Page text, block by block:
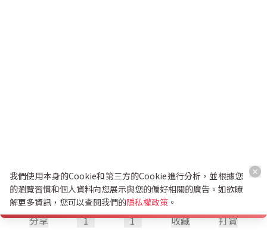
分享 1 1 收藏 打賞
我們使用本身的Cookie和第三方的Cookie進行分析，並根據您
的瀏覽習慣和個人資料向您展示與您的偏好相關的廣告。如欲瞭
解更多資訊，您可以查閱我們的隱私權政策 。